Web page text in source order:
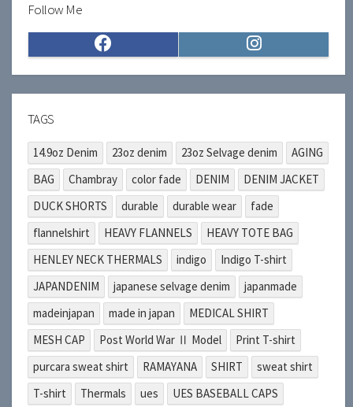
Follow Me
Facebook Instagram
TAGS
14.9oz Denim 23oz denim 23oz Selvage denim
AGING
BAG
Chambray color fade DENIM
DENIM JACKET
DUCK SHORTS
durable durable wear
fade
flannelshirt
HEAVY FLANNELS
HEAVY TOTE BAG
HENLEY NECK THERMALS
indigo
Indigo T-shirt
JAPANDENIM
japanese selvage denim
japanmade
madeinjapan
made in japan
MEDICAL SHIRT
MESH CAP
Post World War Ⅱ Model
Print T-shirt
purcara sweat shirt
RAMAYANA SHIRT
sweat shirt
T-shirt
Thermals ues
UES BASEBALL CAPS